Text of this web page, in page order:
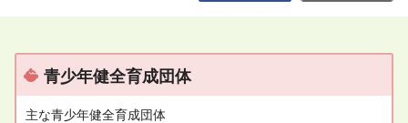
ス
ト 青少年健全育成団体
主な青少年健全育成団体